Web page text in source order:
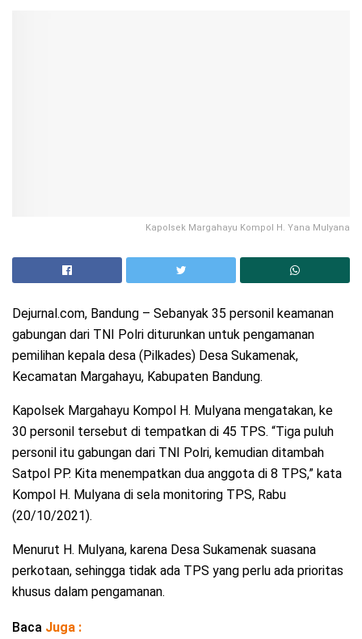
Kapolsek Margahayu Kompol H. Yana Mulyana
Dejurnal.com, Bandung – Sebanyak 35 personil keamanan
gabungan dari TNI Polri diturunkan untuk pengamanan
pemilihan kepala desa (Pilkades) Desa Sukamenak,
Kecamatan Margahayu, Kabupaten Bandung.
Kapolsek Margahayu Kompol H. Mulyana mengatakan, ke
30 personil tersebut di tempatkan di 45 TPS. “Tiga puluh
personil itu gabungan dari TNI Polri, kemudian ditambah
Satpol PP. Kita menempatkan dua anggota di 8 TPS,” kata
Kompol H. Mulyana di sela monitoring TPS, Rabu
(20/10/2021).
Menurut H. Mulyana, karena Desa Sukamenak suasana
perkotaan, sehingga tidak ada TPS yang perlu ada prioritas
khusus dalam pengamanan.
Baca Juga :